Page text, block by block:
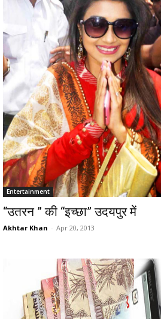
Entertainment
“उतरन ” की “इच्छा” उदयपुर में
Akhtar Khan - Apr 20, 2013